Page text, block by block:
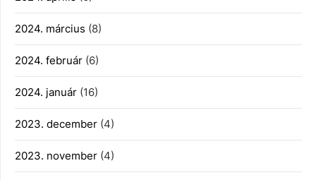
2024. március (8)
2024. február (6)
2024. január (16)
2023. december (4)
2023. november (4)